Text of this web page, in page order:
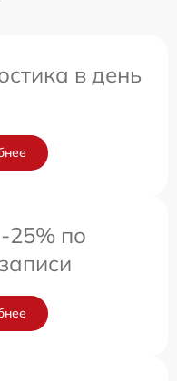
в день
25% по